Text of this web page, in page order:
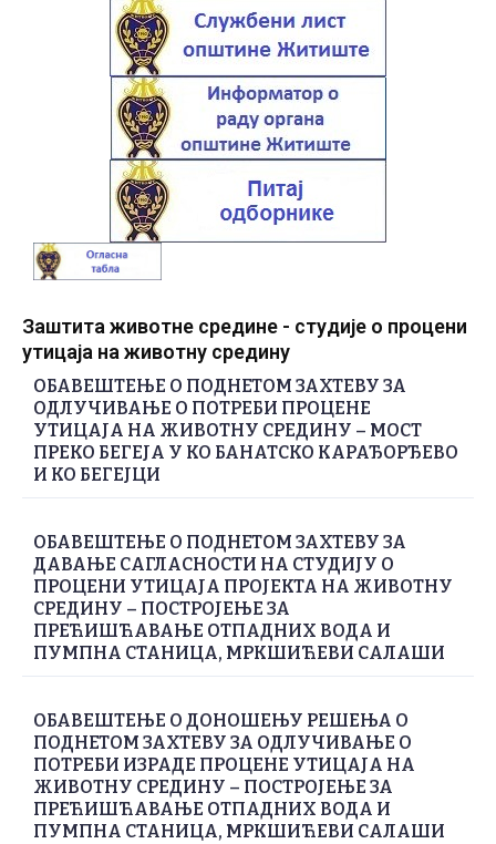
Заштита животне средине - студије о процени
утицаја на животну средину
ОБАВЕШТЕЊЕ О ПОДНЕТОМ ЗАХТЕВУ ЗА
ОДЛУЧИВАЊЕ О ПОТРЕБИ ПРОЦЕНЕ
УТИЦАЈА НА ЖИВОТНУ СРЕДИНУ – МОСТ
ПРЕКО БЕГЕЈА У КО БАНАТСКО КАРАЂОРЂЕВО
И КО БЕГЕЈЦИ
ОБАВЕШТЕЊЕ О ПОДНЕТОМ ЗАХТЕВУ ЗА
ДАВАЊЕ САГЛАСНОСТИ НА СТУДИЈУ О
ПРОЦЕНИ УТИЦАЈА ПРОЈЕКТА НА ЖИВОТНУ
СРЕДИНУ – ПОСТРОЈЕЊЕ ЗА
ПРЕЋИШЋАВАЊЕ ОТПАДНИХ ВОДА И
ПУМПНА СТАНИЦА, МРКШИЋЕВИ САЛАШИ
ОБАВЕШТЕЊЕ О ДОНОШЕЊУ РЕШЕЊА О
ПОДНЕТОМ ЗАХТЕВУ ЗА ОДЛУЧИВАЊЕ О
ПОТРЕБИ ИЗРАДЕ ПРОЦЕНЕ УТИЦАЈА НА
ЖИВОТНУ СРЕДИНУ – ПОСТРОЈЕЊЕ ЗА
ПРЕЋИШЋАВАЊЕ ОТПАДНИХ ВОДА И
ПУМПНА СТАНИЦА, МРКШИЋЕВИ САЛАШИ